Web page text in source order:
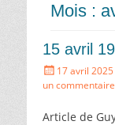
Mois :
15 avril
Écrit
le
17 avril 2025
un commentaire
Article de